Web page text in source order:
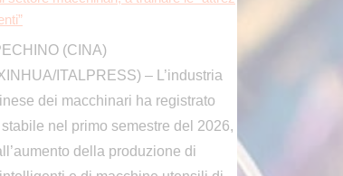
(CINA)
ITALPRESS) – L’industria
dei macchinari ha registrato
nel primo semestre del 2026,
della produzione di